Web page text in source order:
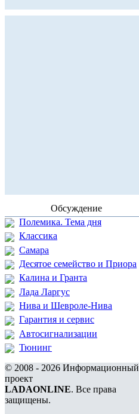
Обсуждение
Полемика. Тема дня
Классика
Самара
Десятое семейство и Приора
Калина и Гранта
Лада Ларгус
Нива и Шевроле-Нива
Гарантия и сервис
Автосигнализации
Тюнинг
© 2008 - 2026 Информационный
проект
LADAONLINE. Все права
защищены.